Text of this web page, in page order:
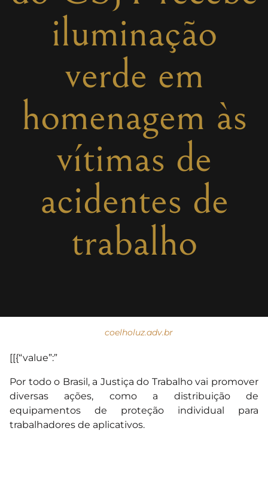
iluminação
verde em
homenagem às
vítimas de
acidentes de
trabalho
coelholuz.adv.br
[[{“value”:”
Por todo o Brasil, a Justiça do Trabalho vai promover
diversas ações, como a distribuição de
equipamentos de proteção individual para
trabalhadores de aplicativos.